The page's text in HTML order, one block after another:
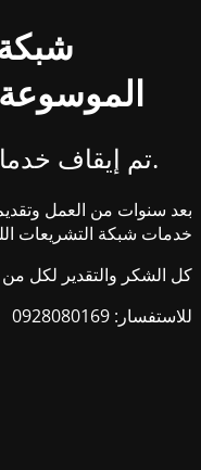
الموسوعة
تم إيقاف خدمات شبكة التشريعات الليبية.
بعد سنوات من العمل
خدمات شبكة التشريعات
كل الشكر والتقدير لكل
للاستفسار: 0928080169